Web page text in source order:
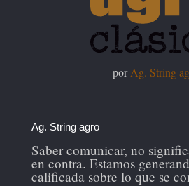
porAg. String
Ag. String agro
Saber comunicar, no
en contra. Estamos
calificada sobre lo que se